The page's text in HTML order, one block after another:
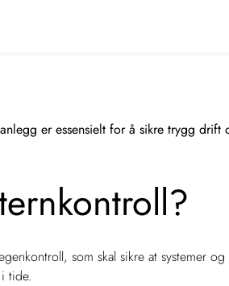
er essensielt for å sikre trygg
som skal sikre at systemer
tide.